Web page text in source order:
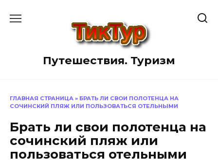
Путешествия. Туризм
ГЛАВНАЯ СТРАНИЦА » БРАТЬ ЛИ СВОИ ПОЛОТЕНЦА НА
СОЧИНСКИЙ ПЛЯЖ ИЛИ ПОЛЬЗОВАТЬСЯ ОТЕЛЬНЫМИ
Брать ли свои полотенца на
сочинский пляж или
пользоваться отельными